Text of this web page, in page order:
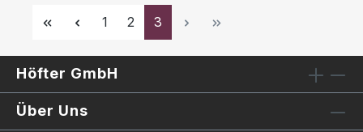
Seite
1 Seite
2 Seite
3
Höfter GmbH
Über Uns